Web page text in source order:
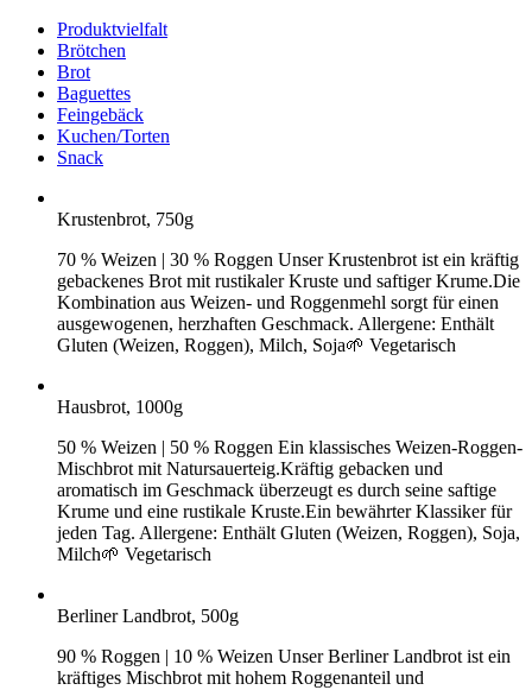
Produktvielfalt
Brötchen
Brot
Baguettes
Feingebäck
Kuchen/Torten
Snack
Krustenbrot, 750g
70 % Weizen | 30 % Roggen Unser Krustenbrot ist ein kräftig
gebackenes Brot mit rustikaler Kruste und saftiger Krume.Die
Kombination aus Weizen- und Roggenmehl sorgt für einen
ausgewogenen, herzhaften Geschmack. Allergene: Enthält
Gluten (Weizen, Roggen), Milch, Soja🌱 Vegetarisch
Hausbrot, 1000g
50 % Weizen | 50 % Roggen Ein klassisches Weizen-Roggen-
Mischbrot mit Natursauerteig.Kräftig gebacken und
aromatisch im Geschmack überzeugt es durch seine saftige
Krume und eine rustikale Kruste.Ein bewährter Klassiker für
jeden Tag. Allergene: Enthält Gluten (Weizen, Roggen), Soja,
Milch🌱 Vegetarisch
Berliner Landbrot, 500g
90 % Roggen | 10 % Weizen Unser Berliner Landbrot ist ein
kräftiges Mischbrot mit hohem Roggenanteil und